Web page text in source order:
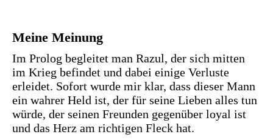
Meine Meinung
Im Prolog begleitet man Razul, der sich mitten
im Krieg befindet und dabei einige Verluste
erleidet. Sofort wurde mir klar, dass dieser Mann
ein wahrer Held ist, der für seine Lieben alles tun
würde, der seinen Freunden gegenüber loyal ist
und das Herz am richtigen Fleck hat.